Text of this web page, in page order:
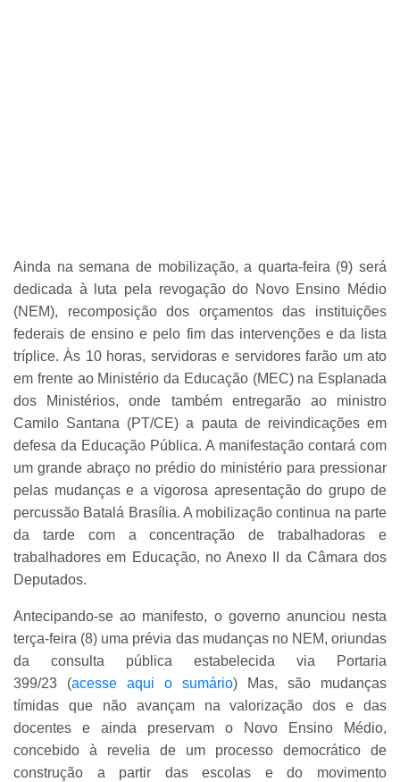
Ainda na semana de mobilização, a quarta-feira (9) será
dedicada à luta pela revogação do Novo Ensino Médio
(NEM), recomposição dos orçamentos das instituições
federais de ensino e pelo fim das intervenções e da lista
tríplice. Às 10 horas, servidoras e servidores farão um ato
em frente ao Ministério da Educação (MEC) na Esplanada
dos Ministérios, onde também entregarão ao ministro
Camilo Santana (PT/CE) a pauta de reivindicações em
defesa da Educação Pública. A manifestação contará com
um grande abraço no prédio do ministério para pressionar
pelas mudanças e a vigorosa apresentação do grupo de
percussão Batalá Brasília. A mobilização continua na parte
da tarde com a concentração de trabalhadoras e
trabalhadores em Educação, no Anexo II da Câmara dos
Deputados.
Antecipando-se ao manifesto, o governo anunciou nesta
terça-feira (8) uma prévia das mudanças no NEM, oriundas
da consulta pública estabelecida via Portaria
399/23 (acesse aqui o sumário) Mas, são mudanças
tímidas que não avançam na valorização dos e das
docentes e ainda preservam o Novo Ensino Médio,
concebido à revelia de um processo democrático de
construção a partir das escolas e do movimento